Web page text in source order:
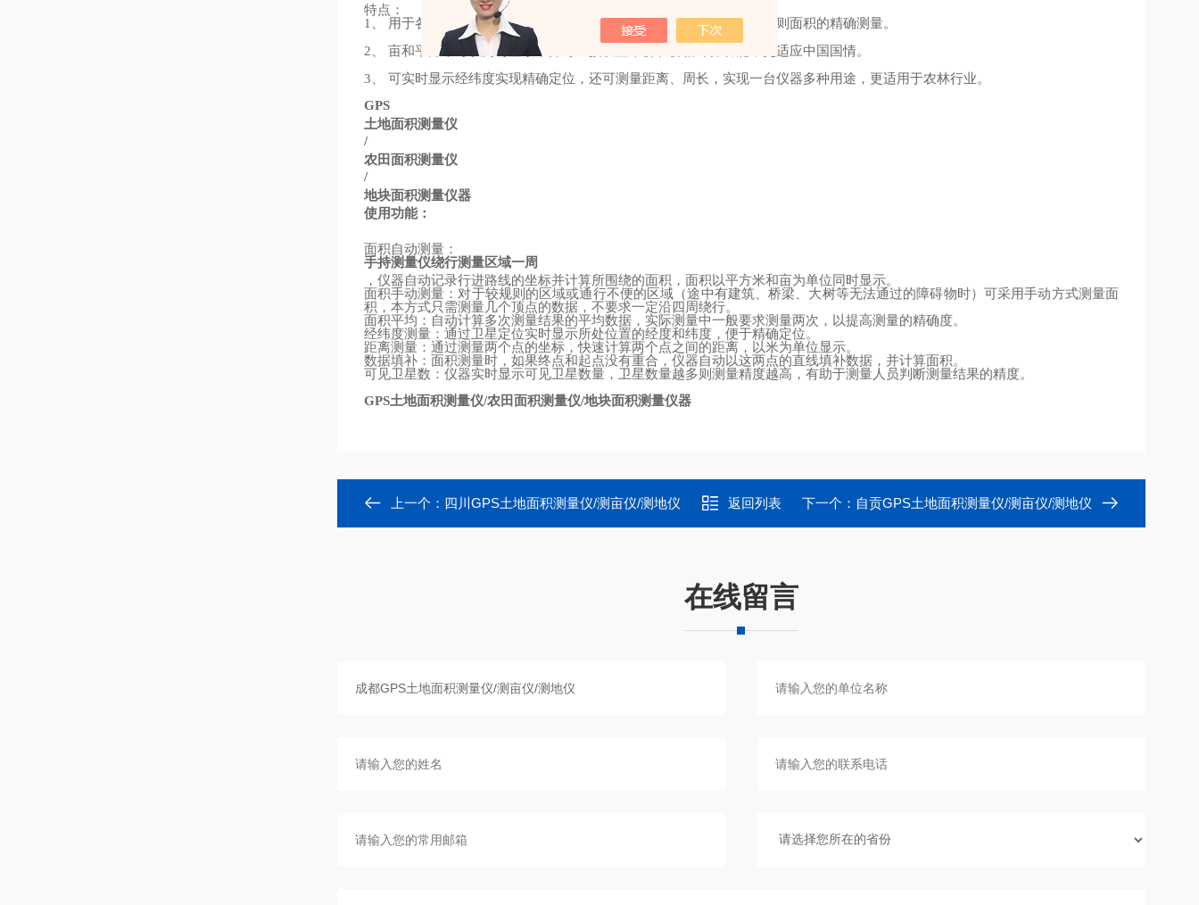
特点：
1 用于各种形状的农田、绿地、森林、水域、滩涂等野外规则和不规则面积的精确测量。
2 亩和平方米可以同时显示，并可直接设置单价和价格计算功能，更适应中国国情。
3 可实时显示经纬度实现精确定位，还可测量距离、周长，实现一台仪器多种用途，更适用于农林行业。
GPS
土地面积测量仪
/
农田面积测量仪
/
地块面积测量仪器
使用功能：
面积自动测量：
手持测量仪绕行测量区域一周
，仪器自动记录行进路线的坐标并计算所围绕的面积，面积以平方米和亩为单位同时显示。
面积手动测量：对于较规则的区域或通行不便的区域（途中有建筑、桥梁、大树等无法通过的障碍物时）可采用手动方式测量面
积，本方式只需测量几个顶点的数据，不要求一定沿四周绕行。
面积平均：自动计算多次测量结果的平均数据，实际测量中一般要求测量两次，以提高测量的精确度。
经纬度测量：通过卫星定位实时显示所处位置的经度和纬度，便于精确定位。
距离测量：通过测量两个点的坐标，快速计算两个点之间的距离，以米为单位显示。
数据填补：面积测量时，如果终点和起点没有重合，仪器自动以这两点的直线填补数据，并计算面积。
可见卫星数：仪器实时显示可见卫星数量，卫星数量越多则测量精度越高，有助于测量人员判断测量结果的精度。
GPS土地面积测量仪/农田面积测量仪/地块面积测量仪器
上一个： 四川GPS土地面积测量仪/测亩仪/测地仪 返回列表 下一个： 自贡GPS土地面积测量仪/测亩仪/测地仪
在线留言